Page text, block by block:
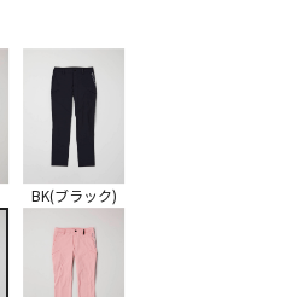
BK(ブラック)